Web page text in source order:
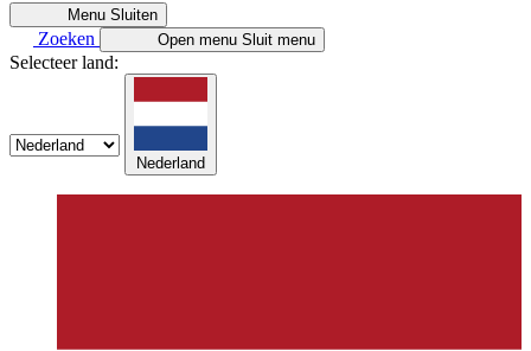
Menu Sluiten
Zoeken Open menu Sluit menu
Selecteer land:
Nederland